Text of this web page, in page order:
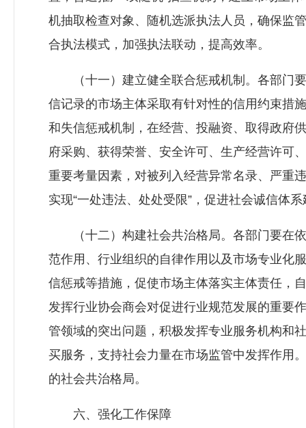
机抽取检查对象、随机选派执法人员，确保监
合执法模式，加强执法联动，提高效率。
（十一）建立健全联合惩戒机制。各部门要
信记录的市场主体采取有针对性的信用约束措
和失信惩戒机制，在经营、投融资、取得政府
府采购、获得荣誉、安全许可、生产经营许可
重要考量因素，对被列入经营异常名录、严重
实现“一处违法、处处受限”，促进社会诚信体
（十二）构建社会共治格局。各部门要在依
范作用、行业组织的自律作用以及市场专业化
信惩戒等措施，促使市场主体落实主体责任，
发挥行业协会商会对促进行业规范发展的重要
管领域的突出问题，积极发挥专业服务机构和
买服务，支持社会力量在市场监管中发挥作用
的社会共治格局。
六、强化工作保障